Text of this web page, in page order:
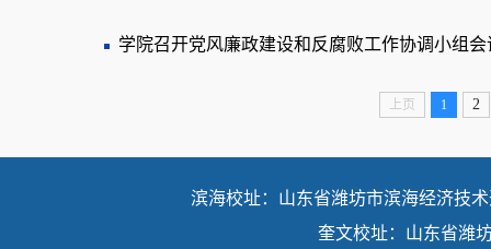
学院召开党风廉政建设和反腐败工作协调小组会
上页 1 2
滨海校址：山东省潍坊市滨海经济技
奎文校址：山东省潍